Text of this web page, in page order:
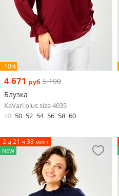
-10%
4 671 руб 5 190
Блузка
KaVari plus size 4035
48 50 52 54 56 58 60
2 д 21 ч 38 мин
NEW